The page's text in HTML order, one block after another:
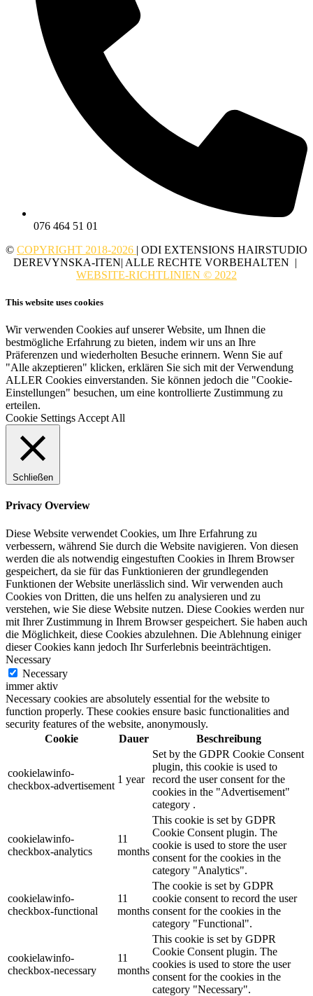
076 464 51 01
© COPYRIGHT 2018-2026 | ODI EXTENSIONS HAIRSTUDIO
DEREVYNSKA-ITEN| ALLE RECHTE VORBEHALTEN |
WEBSITE-RICHTLINIEN © 2022
This website uses cookies
Wir verwenden Cookies auf unserer Website, um Ihnen die
bestmögliche Erfahrung zu bieten, indem wir uns an Ihre
Präferenzen und wiederholten Besuche erinnern. Wenn Sie auf
"Alle akzeptieren" klicken, erklären Sie sich mit der Verwendung
ALLER Cookies einverstanden. Sie können jedoch die "Cookie-
Einstellungen" besuchen, um eine kontrollierte Zustimmung zu
erteilen.
Cookie Settings Accept All
Schließen
Privacy Overview
Diese Website verwendet Cookies, um Ihre Erfahrung zu
verbessern, während Sie durch die Website navigieren. Von diesen
werden die als notwendig eingestuften Cookies in Ihrem Browser
gespeichert, da sie für das Funktionieren der grundlegenden
Funktionen der Website unerlässlich sind. Wir verwenden auch
Cookies von Dritten, die uns helfen zu analysieren und zu
verstehen, wie Sie diese Website nutzen. Diese Cookies werden nur
mit Ihrer Zustimmung in Ihrem Browser gespeichert. Sie haben auch
die Möglichkeit, diese Cookies abzulehnen. Die Ablehnung einiger
dieser Cookies kann jedoch Ihr Surferlebnis beeinträchtigen.
Necessary
Necessary
immer aktiv
Necessary cookies are absolutely essential for the website to
function properly. These cookies ensure basic functionalities and
security features of the website, anonymously.
Cookie
Dauer Beschreibung
cookielawinfo-
checkbox-advertisement
1 year
Set by the GDPR Cookie Consent
plugin, this cookie is used to
record the user consent for the
cookies in the "Advertisement"
category .
cookielawinfo-
checkbox-analytics
11
months
This cookie is set by GDPR
Cookie Consent plugin. The
cookie is used to store the user
consent for the cookies in the
category "Analytics".
cookielawinfo-
checkbox-functional
11
months
The cookie is set by GDPR
cookie consent to record the user
consent for the cookies in the
category "Functional".
cookielawinfo-
checkbox-necessary
11
months
This cookie is set by GDPR
Cookie Consent plugin. The
cookies is used to store the user
consent for the cookies in the
category "Necessary".